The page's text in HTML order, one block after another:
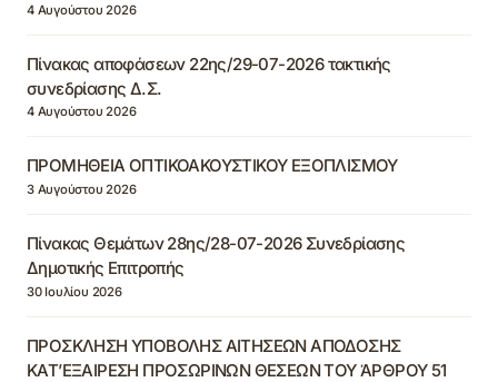
4 Αυγούστου 2026
Πίνακας αποφάσεων 22ης/29-07-2026 τακτικής
συνεδρίασης Δ.Σ.
4 Αυγούστου 2026
ΠΡΟΜΗΘΕΙΑ ΟΠΤΙΚΟΑΚΟΥΣΤΙΚΟΥ ΕΞΟΠΛΙΣΜΟΥ
3 Αυγούστου 2026
Πίνακας Θεμάτων 28ης/28-07-2026 Συνεδρίασης
Δημοτικής Επιτροπής
30 Ιουλίου 2026
ΠΡΟΣΚΛΗΣΗ ΥΠΟΒΟΛΗΣ ΑΙΤΗΣΕΩΝ ΑΠΟΔΟΣΗΣ
ΚΑΤ’ΕΞΑΙΡΕΣΗ ΠΡΟΣΩΡΙΝΩΝ ΘΕΣΕΩΝ ΤΟΥ ΆΡΘΡΟΥ 51